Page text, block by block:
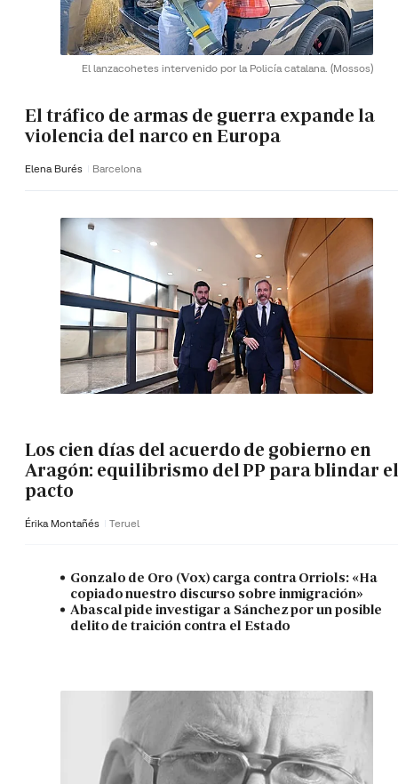
El lanzacohetes intervenido por la Policía catalana. (Mossos)
El tráfico de armas de guerra expande la
violencia del narco en Europa
Elena Burés Barcelona
Los cien días del acuerdo de gobierno en
Aragón: equilibrismo del PP para blindar el
pacto
Érika Montañés Teruel
Gonzalo de Oro (Vox) carga contra Orriols: «Ha
copiado nuestro discurso sobre inmigración»
Abascal pide investigar a Sánchez por un posible
delito de traición contra el Estado